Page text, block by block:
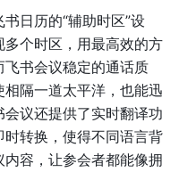
日历的“辅助时区”设
个时区，用最高效的方
书会议稳定的通话质
隔一道太平洋，也能迅
议还提供了实时翻译功
转换，使得不同语言背
容，让参会者都能像拥